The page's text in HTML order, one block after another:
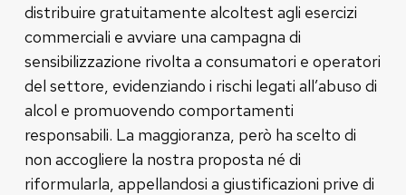
distribuire gratuitamente alcoltest agli esercizi
commerciali e avviare una campagna di
sensibilizzazione rivolta a consumatori e operatori
del settore, evidenziando i rischi legati all’abuso di
alcol e promuovendo comportamenti
responsabili. La maggioranza, però ha scelto di
non accogliere la nostra proposta né di
riformularla, appellandosi a giustificazioni prive di